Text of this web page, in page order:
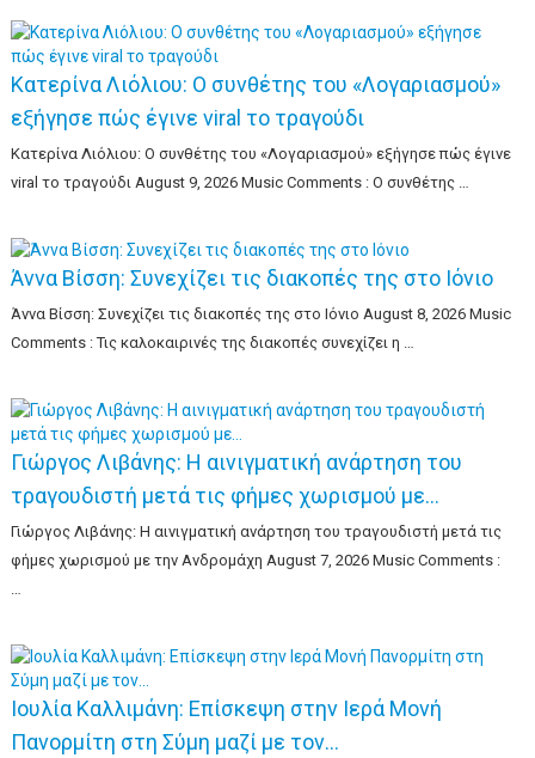
Κατερίνα Λιόλιου: Ο συνθέτης του «Λογαριασμού»
εξήγησε πώς έγινε viral το τραγούδι
Κατερίνα Λιόλιου: Ο συνθέτης του «Λογαριασμού» εξήγησε πώς έγινε
viral το τραγούδι August 9, 2026 Music Comments : Ο συνθέτης …
Άννα Βίσση: Συνεχίζει τις διακοπές της στο Ιόνιο
Άννα Βίσση: Συνεχίζει τις διακοπές της στο Ιόνιο August 8, 2026 Music
Comments : Τις καλοκαιρινές της διακοπές συνεχίζει η …
Γιώργος Λιβάνης: Η αινιγματική ανάρτηση του
τραγουδιστή μετά τις φήμες χωρισμού με…
Γιώργος Λιβάνης: Η αινιγματική ανάρτηση του τραγουδιστή μετά τις
φήμες χωρισμού με την Ανδρομάχη August 7, 2026 Music Comments :
Ιουλία Καλλιμάνη: Επίσκεψη στην Ιερά Μονή
Πανορμίτη στη Σύμη μαζί με τον…